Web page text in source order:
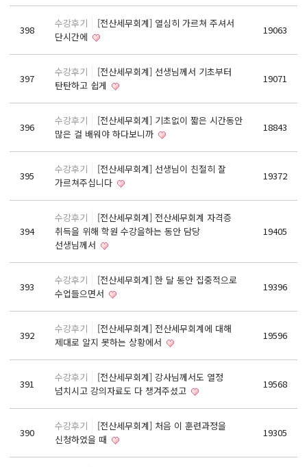
398
수강후기
[전산세무회계] 열심히 가르쳐 주셔서
단시간에
19063
397
수강후기
[전산세무회계] 선생님께서 기초부터
탄탄하고 쉽게
19071
396
수강후기
[전산세무회계] 기초없이 짧은 시간동안
많은 걸 배워야 하다보니까
18843
395
수강후기
[전산세무회계] 선생님이 친절히 잘
가르쳐주십니다
19372
394
수강후기
[전산세무회계] 전산세무회계 자격증
취득을 위해 학원 수강을하는 동안 담당
선생님께서
19405
393
수강후기
[전산세무회계] 한 달 동안 집중적으로
수업들으면서
19396
392
수강후기
[전산세무회계] 전산세무회계에 대해
제대로 알지 못하는 상황에서
19596
391
수강후기
[전산세무회계] 강사님께서도 열정
넘치시고 강의자료도 다 챙겨주셨고
19568
390
수강후기
[전산세무회계] 처음 이 훈련과정을
신청하였을 때
19305
일러스트 자격증 취득과정(GTQi 1급)
전산회계 1급 / FAT 1급 자격증 취득과정
기초회계원리 및 전산회계2급 자격증 취득과정
ERP정보관리사(회계2급) / (인사2급) 자격증 취득과정
전산응용건축제도기능사(실기)
컴퓨터활용능력1급(컴활1급)
ITQ(한글,엑셀,파워포인트)
실내·건축디자인 & 인테리어
파이썬 프로그래밍을 활용한 빅데이터 향상과정
프로그래밍 자바(JAVA) / 파이썬(Python)
유튜브(YouTube)크리에이터(영상편집,애프터이펙트)
취업 PROCESS
구인의뢰 요청서
온라인상담
상담 / 문의
카카오톡 상담